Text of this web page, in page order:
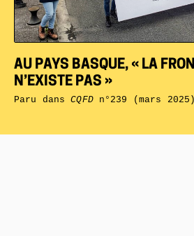
AU PAYS BASQUE, « LA
N’EXISTE PAS »
Paru dansCQFDn°239 (mars 2025)